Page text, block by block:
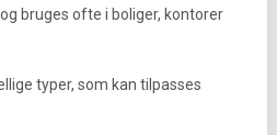
bruges ofte i boliger, kontorer
typer, som kan tilpasses